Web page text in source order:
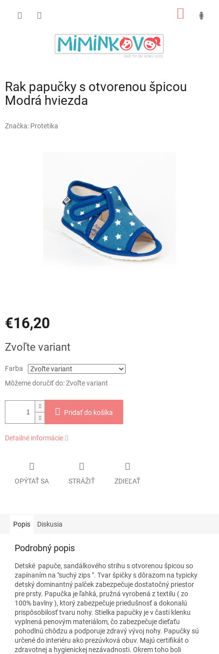
Rak papučky s otvorenou špicou
Modrá hviezda
Značka: Protetika
€16,20
cena:
Zvoľte variant
Farba
Môžeme doručiť do:Zvoľte variant
Pridať do košíka
Detailné informácie
OPÝTAŤ SA STRÁŽIŤ ZDIEĽAŤ
Popis Diskusia
Podrobný popis
Detské papuče, sandálkového strihu s otvorenou špicou so
zapínaním na "suchý zips ". Tvar špičky s dôrazom na typicky
detský dominantný palček zabezpečuje dostatočný priestor
pre prsty. Papučka je ľahká, pružná vyrobená z textilu ( zo
100% bavlny ), ktorý zabezpečuje priedušnosť a dokonalú
prispôsobilosť tvaru nohy. Stielka papučky je v časti klenku
vyplnená penovým materiálom, čo zabezpečuje dieťaťu
pohodlnú chôdzu a podporuje zdravý vývoj nohy. Papučky sú
určené do interiéru ako prezúvková obuv. Majú certifikát o
zdravotnej a hygienickej nezávadnosti. Okrem toho boli